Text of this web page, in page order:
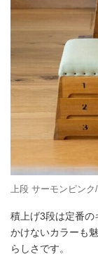
上段 サーモンピン
積上げ3段は定番の
かけないカラーも
らしさです。